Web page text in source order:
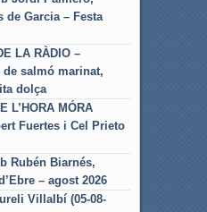
de Garcia – Festa
LA RÀDIO –
salmó marinat,
dolça
L’HORA MÓRA
Fuertes i Cel Prieto
Rubén Biarnés,
– agost 2026
Villalbí (05-08-